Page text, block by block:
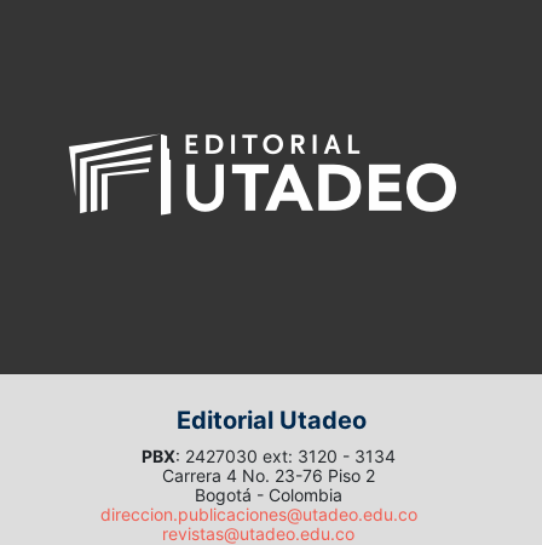
Editorial Utadeo
PBX: 2427030 ext: 3120 - 3134
Carrera 4 No. 23-76 Piso 2
Bogotá - Colombia
direccion.publicaciones@utadeo.edu.co
revistas@utadeo.edu.co